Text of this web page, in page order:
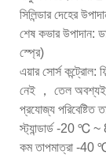
সিলিন্ডার দেহের
শেষ কভার উপাদান:
স্প্রে)
এয়ার সোর্স কন্ট্রোল:
নেই ， তেল অবশ্যই
প্রযোজ্য পরিবেষ্টিত
স্ট্যান্ডার্ড -20
কম তাপমাত্রা -